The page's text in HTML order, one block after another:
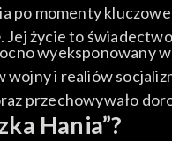
po momenty
życie to
wyeksponowany
i realiów
przechowywało
Hania”?